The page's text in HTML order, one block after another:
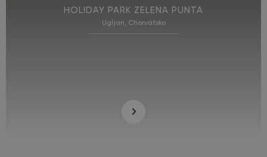
HOLIDAY PARK ZELENA PUNTA
Ugljan, Chorvátsko